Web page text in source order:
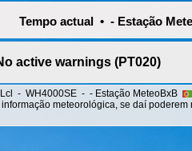
Tempo actual • - Estação
active warnings (PT020)
- WH4000SE - - Estação MeteoBxB
meteorológica, se daí poderem